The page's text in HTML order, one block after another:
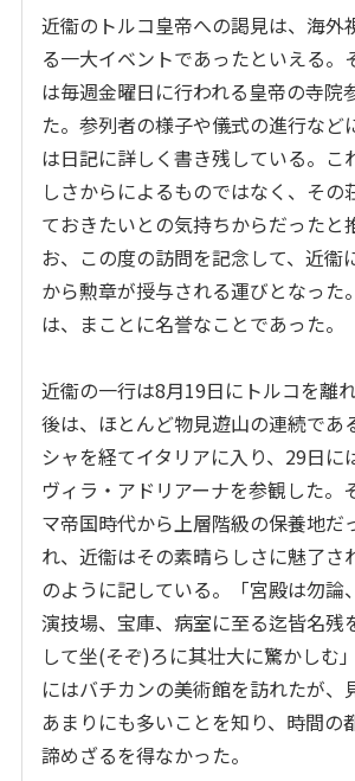
近衞のトルコ皇帝への謁見は、海外
る一大イベントであったといえる。
は毎週金曜日に行われる皇帝の寺院
た。参列者の様子や儀式の進行など
は日記に詳しく書き残している。こ
しさからによるものではなく、その
ておきたいとの気持ちからだったと
お、この度の訪問を記念して、近衞
から勲章が授与される運びとなった
は、まことに名誉なことであった。
近衞の一行は8月19日にトルコを離
後は、ほとんど物見遊山の連続であ
シャを経てイタリアに入り、 29日に
ヴィラ・アドリアーナを参観した。
マ帝国時代から上層階級の保養地だ
れ、近衞はその素晴らしさに魅了さ
のように記している。「宮殿は勿論
演技場、宝庫、病室に至る迄皆名残
して坐(そぞ)ろに其壮大に驚かしむ
にはバチカンの美術館を訪れたが、
あまりにも多いことを知り、時間の
諦めざるを得なかった。